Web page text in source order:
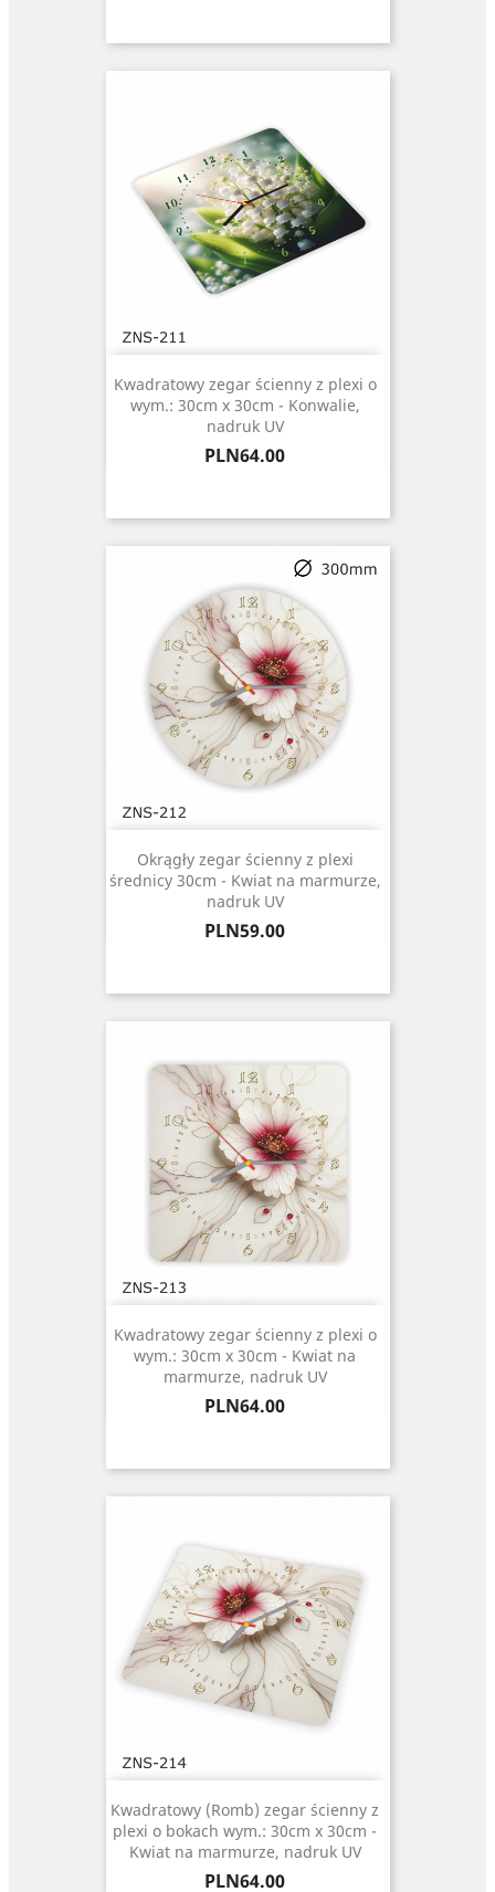
Kwadratowy zegar ścienny z plexi o
wym.: 30cm x 30cm - Konwalie,
nadruk UV
Price
PLN64.00
Okrągły zegar ścienny z plexi
średnicy 30cm - Kwiat na marmurze,
nadruk UV
Price
PLN59.00
Kwadratowy zegar ścienny z plexi o
wym.: 30cm x 30cm - Kwiat na
marmurze, nadruk UV
Price
PLN64.00
Kwadratowy (Romb) zegar ścienny z
plexi o bokach wym.: 30cm x 30cm -
Kwiat na marmurze, nadruk UV
Price
PLN64.00